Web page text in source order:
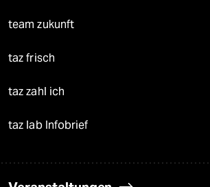
team zukunft
taz frisch
taz zahl ich
taz lab Infobrief